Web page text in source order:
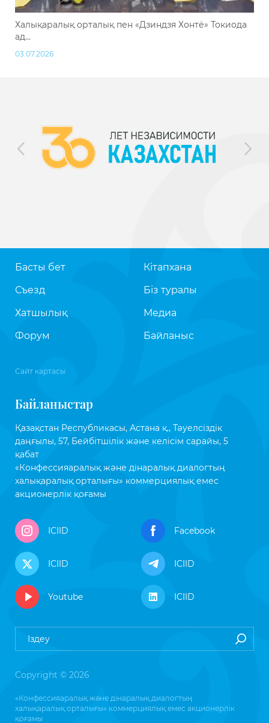
Халықаралық орталық пен «Дзиндзя Хонтё» Токиода
ад...
03.07.2026
Басты бет
Съезд
Хатшылық
Форум
Кітапхана
Біз туралы
Медиа
Байланыс
Сайт картасы
Байланыстар
Қазақстан Республикасы, Астана қ., Тәуелсіздік
даңғылы, 57, Бейбітшілік және келісім сарайы, 5
қабат
«Конфессияаралық және дінаралық диалогтың
халықаралық орталығы» коммерциялық емес
акционерлік қоғамы
ICIID Facebook
ICIID ICIID
Youtube ICIID
Copyright © 2026
«Конфессияаралық және дінаралық диалогтың
халықаралық орталығы» коммерциялық емес акционерлік
қоғамы